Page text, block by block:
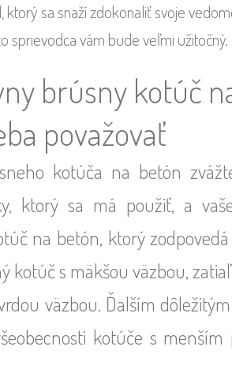
ktorý sa snaží zdokonaliť svoje
sprievodca vám bude veľmi užitočný.
brúsny kotúč
považovať
kotúča na betón
ktorý sa má použiť, a
na betón, ktorý
kotúč s mäkšou väzbou,
väzbou. Ďalším
kotúče s